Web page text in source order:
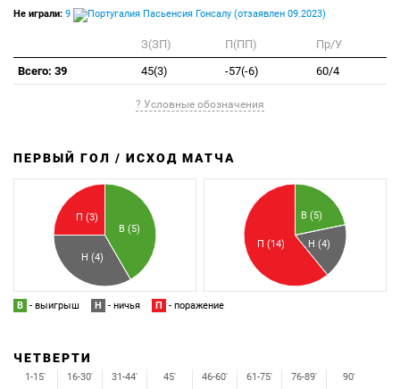
Не играли: 9 Пасьенсия Гонсалу (отзаявлен 09.2023)
З(ЗП) П(ПП)
Пр/У
Всего: 39
45(3) -57(-6) 60/4
? Условные обозначения
ПЕРВЫЙ ГОЛ / ИСХОД МАТЧА
В (5)
Н (4)
П (3) В (5)
Н (4)
П (14)
В - выигрыш Н - ничья П - поражение
ЧЕТВЕРТИ
1-15' 16-30' 31-44' 45' 46-60' 61-75' 76-89' 90'